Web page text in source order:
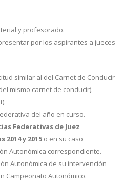
y profesorado.
por los aspirantes a jueces
similar al del Carnet de Conducir
mismo carnet de conducir).
del año en curso.
Federativas de Juez
y 2015 o en su caso
Autonómica correspondiente.
Autonómica de su intervención
Campeonato Autonómico.